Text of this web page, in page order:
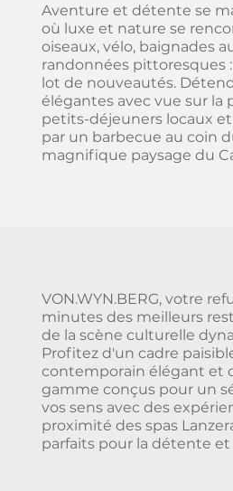
Aventure et détente se
où luxe et nature se
oiseaux, vélo, baignades
randonnées pittoresques
lot de nouveautés.
élégantes avec vue sur la
petits-déjeuners locaux
par un barbecue au coin
magnifique paysage du
VON.WYN.BERG, votre
minutes des meilleurs
de la scène culturelle
Profitez d'un cadre
contemporain élégant et
gamme conçus pour un
vos sens avec des
proximité des spas
parfaits pour la détente